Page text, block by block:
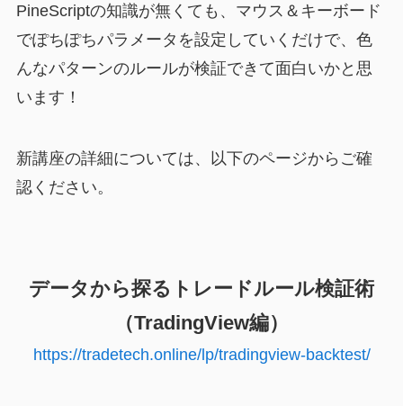
PineScriptの知識が無くても、マウス＆キーボード
でぽちぽちパラメータを設定していくだけで、色
んなパターンのルールが検証できて面白いかと思
います！
新講座の詳細については、以下のページからご確
認ください。
データから探るトレードルール検証術
（TradingView編）
https://tradetech.online/lp/tradingview-backtest/